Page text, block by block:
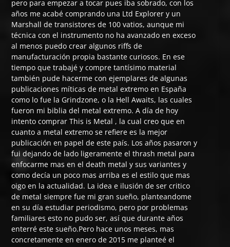
pero para empezar a tocar pues iba sobrado, con los
años me acabé comprando una Ltd Explorer y un
Marshall de transistores de 100 vatios, aunque mi
técnica con el instrumento no ha avanzado en exceso
al menos puedo crear algunos riffs de
manufacturación propia bastante curiosos. En ese
tiempo que trabajé y compre tantísimo material
también pude hacerme con ejemplares de algunas
publicaciones míticas de metal extremo en España
como lo fue la Grindzone, o la Hell Awaits, las cuales
fueron mi biblia del metal extremo. A día de hoy
intento comprar This is Metal , la cual creo que en
cuanto a metal extremo se refiere es la mejor
publicación en papel de este país. Los años pasaron y
fui dejando de lado ligeramente el thrash metal para
enfocarme mas en el death metal y sus variantes y
como decía un poco mas arriba es el estilo que mas
oigo en la actualidad. La idea e ilusión de ser critico
de metal siempre fue mi gran sueño, planteandome
en su día estudiar periodismo, pero por problemas
familiares esto no pudo ser, así que durante años
enterré este sueño.Pero hace unos meses, mas
concretamente en enero de 2015 me planteé el